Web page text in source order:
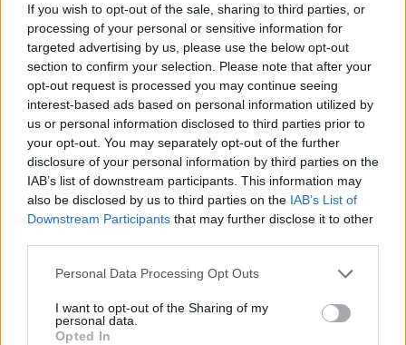
If you wish to opt-out of the sale, sharing to third parties, or
processing of your personal or sensitive information for
targeted advertising by us, please use the below opt-out
section to confirm your selection. Please note that after your
opt-out request is processed you may continue seeing
interest-based ads based on personal information utilized by
us or personal information disclosed to third parties prior to
your opt-out. You may separately opt-out of the further
disclosure of your personal information by third parties on the
IAB’s list of downstream participants. This information may
also be disclosed by us to third parties on the IAB’s List of
Downstream Participants that may further disclose it to other
Personal Data Processing Opt Outs
I want to opt-out of the Sharing of my
personal data.
Opted In
La Roma piega il Parma. Di
Francesco torna a sorridere
29/12/2018
4-0 PER I GIALLOROSSI
La Roma asfalta il Frosinone e
prova ad allontanare la crisi
30/09/2018
Di Francesco si copre nel derby
Florenzi in attacco e Under in
panchina
30/09/2018